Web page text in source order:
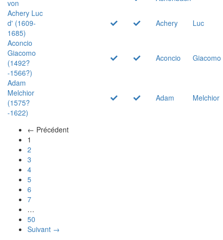
von
Achery Luc
d' (1609-
1685)
Achery
Luc
Aconcio
Giacomo
(1492?
-1566?)
Aconcio Giacomo
Adam
Melchior
(1575?
-1622)
Adam Melchior
← Précédent
1
2
3
4
5
6
7
…
50
Suivant →